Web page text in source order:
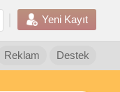
Yeni Kayıt
Destek
Reklam